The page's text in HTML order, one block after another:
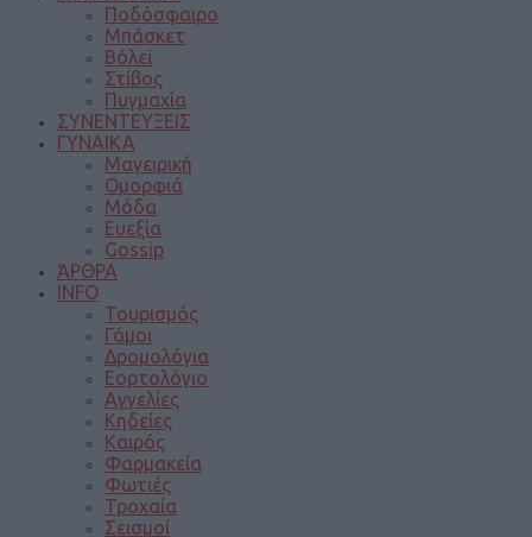
Ποδόσφαιρο
Μπάσκετ
Βόλεϊ
Στίβος
Πυγμαχία
ΣΥΝΕΝΤΕΥΞΕΙΣ
ΓΥΝΑΙΚΑ
Μαγειρική
Ομορφιά
Μόδα
Ευεξία
Gossip
ΆΡΘΡΑ
INFO
Τουρισμός
Γάμοι
Δρομολόγια
Εορτολόγιο
Αγγελίες
Κηδείες
Καιρός
Φαρμακεία
Φωτιές
Τροχαία
Σεισμοί